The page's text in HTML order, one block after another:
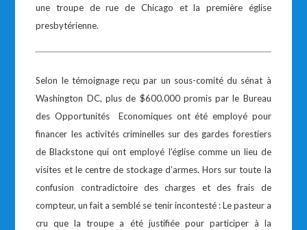
une troupe de rue de Chicago et la première église
presbytérienne.
Selon le témoignage reçu par un sous-comité du sénat à
Washington DC, plus de $600.000 promis par le Bureau
des Opportunités Economiques ont été employé pour
financer les activités criminelles sur des gardes forestiers
de Blackstone qui ont employé l’église comme un lieu de
visites et le centre de stockage d’armes. Hors sur toute la
confusion contradictoire des charges et des frais de
compteur, un fait a semblé se tenir incontesté : Le pasteur a
cru que la troupe a été justifiée pour participer à la